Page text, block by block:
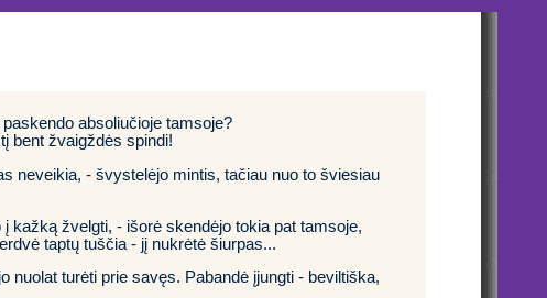
absoliučioje tamsoje?
bent žvaigždės spindi!
neveikia, - švystelėjo mintis, tačiau nuo to šviesiau
kažką žvelgti, - išorė skendėjo tokia pat tamsoje,
taptų tuščia - jį nukrėtė šiurpas...
turėti prie savęs. Pabandė įjungti - beviltiška,